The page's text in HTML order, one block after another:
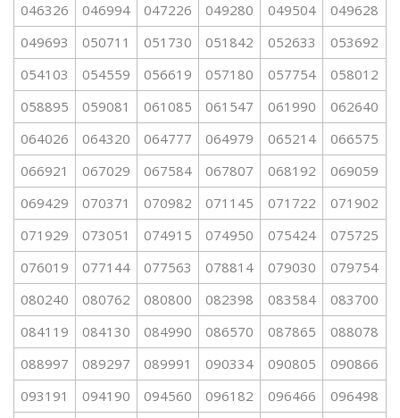
046326
046994 047226 049280 049504
049628
049693
050711 051730 051842 052633
053692
054103
054559 056619 057180 057754
058012
058895
059081 061085 061547 061990
062640
064026
064320 064777 064979 065214
066575
066921
067029 067584 067807 068192
069059
069429
070371 070982 071145 071722
071902
071929
073051 074915 074950 075424
075725
076019
077144 077563 078814 079030
079754
080240
080762 080800 082398 083584
083700
084119
084130 084990 086570 087865
088078
088997
089297 089991 090334 090805
090866
093191
094190 094560 096182 096466
096498